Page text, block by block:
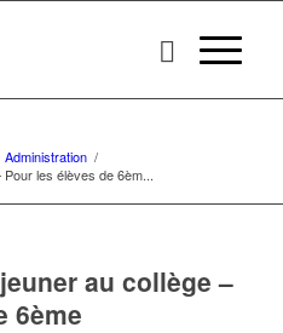
Administration /
les élèves de 6èm...
au collège –
6ème